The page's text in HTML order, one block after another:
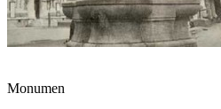
Monumen